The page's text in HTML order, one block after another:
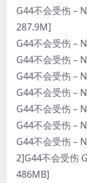
G44不会受伤 –
287.9M]
G44不会受伤 –
G44不会受伤 –
G44不会受伤 –
G44不会受伤 –
G44不会受伤 –
G44不会受伤 –
G44不会受伤 –
2]G44不会受伤
486MB]